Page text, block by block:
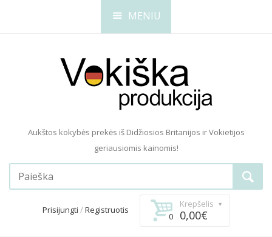
MENIU
Aukštos kokybės prekės iš Didžiosios Britanijos ir Vokietijos
geriausiomis kainomis!
Prisijungti /Registruotis
Krepšelis
0
0,00€